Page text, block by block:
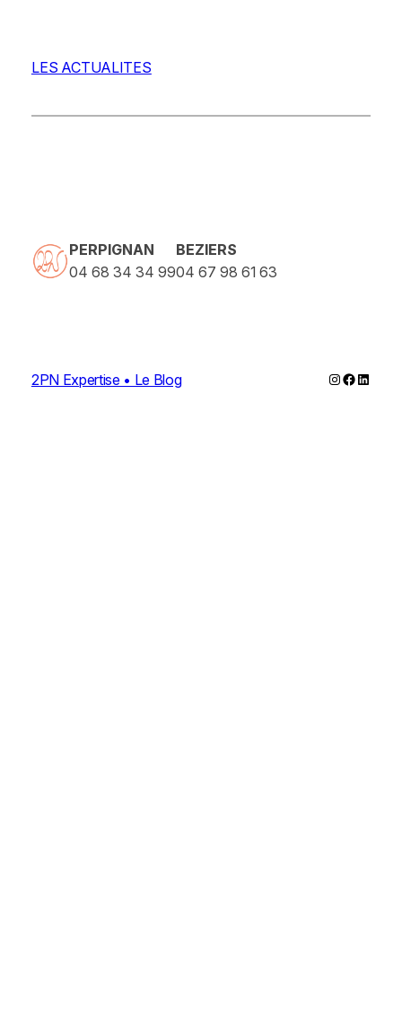
LES ACTUALITES
PERPIGNAN
04 68 34 34 99
BEZIERS
04 67 98 61 63
2PN Expertise • Le Blog Instagram